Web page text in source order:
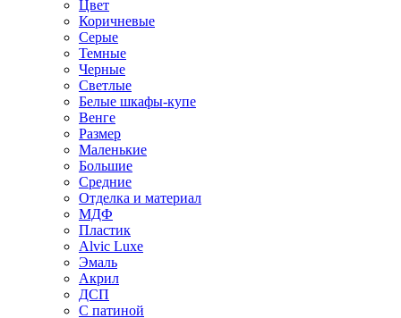
Цвет
Коричневые
Серые
Темные
Черные
Светлые
Белые шкафы-купе
Венге
Размер
Маленькие
Большие
Средние
Отделка и материал
МДФ
Пластик
Alvic Luxe
Эмаль
Акрил
ДСП
С патиной